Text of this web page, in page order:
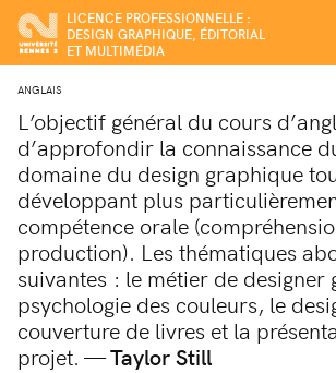
LICENCE PROFESSIONNELLE :
DESIGN GRAPHIQUE, ÉDITORIAL
ET MULTIMÉDIA
ANGLAIS
L’objectif général du cours
d’approfondir la connaissance
domaine du design graphique
développant plus
compétence orale
production). Les thématiques
suivantes : le métier de designer
psychologie des couleurs, le
couverture de livres et la
projet. —Taylor Still